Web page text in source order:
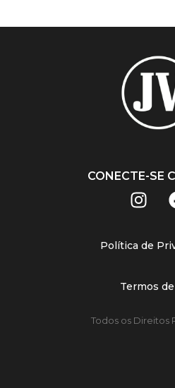
CONECTE-SE
Política de
Termos
Todos os Direitos